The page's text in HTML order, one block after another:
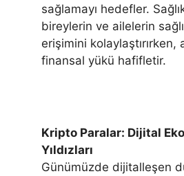
sağlamayı hedefler.
bireylerin ve ailelerin
erişimini kolaylaştırırken,
finansal yükü hafifletir.
Kripto Paralar: Dijital
Yıldızları
Günümüzde dijitalleşen